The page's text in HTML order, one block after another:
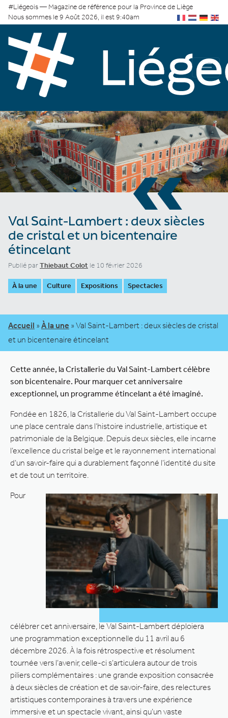
#Liégeois — Magazine de référence pour la Province de Liège
Nous sommes le 9 Août 2026, il est 9:40am
«
Val Saint-Lambert : deux siècles
de cristal et un bicentenaire
étincelant
Publié parThiebaut Colot le 10 février 2026
À la une Culture Expositions Spectacles
Accueil » À la une » Val Saint-Lambert : deux siècles de cristal
et un bicentenaire étincelant
Cette année, la Cristallerie du Val Saint-Lambert célèbre
son bicentenaire. Pour marquer cet anniversaire
exceptionnel, un programme étincelant a été imaginé.
Fondée en 1826, la Cristallerie du Val Saint-Lambert occupe
une place centrale dans l’histoire industrielle, artistique et
patrimoniale de la Belgique. Depuis deux siècles, elle incarne
l’excellence du cristal belge et le rayonnement international
d’un savoir-faire qui a durablement façonné l’identité du site
et de tout un territoire.
Pour
célébrer cet anniversaire, le Val Saint-Lambert déploiera
une programmation exceptionnelle du 11 avril au 6
décembre 2026. À la fois rétrospective et résolument
tournée vers l’avenir, celle-ci s’articulera autour de trois
piliers complémentaires : une grande exposition consacrée
à deux siècles de création et de savoir-faire, des relectures
artistiques contemporaines à travers une expérience
immersive et un spectacle vivant, ainsi qu’un vaste